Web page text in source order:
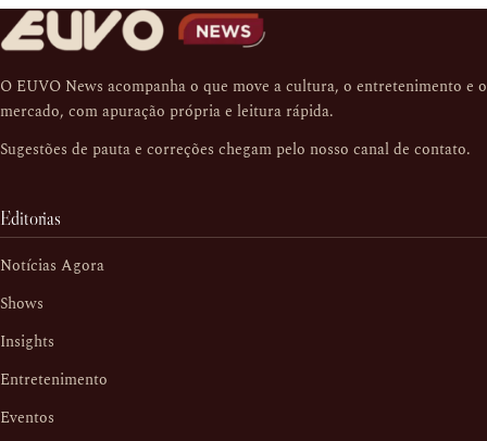
O EUVO News acompanha o que move a cultura, o entretenimento e o
mercado, com apuração própria e leitura rápida.
Sugestões de pauta e correções chegam pelo nosso canal de contato.
Editorias
Notícias Agora
Shows
Insights
Entretenimento
Eventos